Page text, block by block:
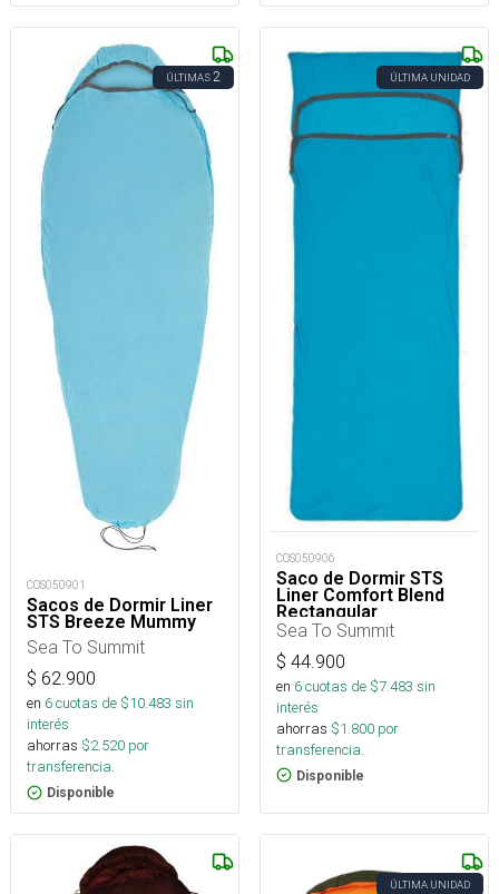
ÚLTIMAS2
COS050901
Sacos de Dormir Liner
STS Breeze Mummy
Sea To Summit
$ 62.900
en 6cuotas de $10.483 sin
interés
ahorras $2.520 por
transferencia.
Disponible
ÚLTIMA UNIDAD
COS050906
Saco de Dormir STS
Liner Comfort Blend
Rectangular
Sea To Summit
$ 44.900
en 6cuotas de $7.483 sin
interés
ahorras $1.800 por
transferencia.
Disponible
ÚLTIMA UNIDAD